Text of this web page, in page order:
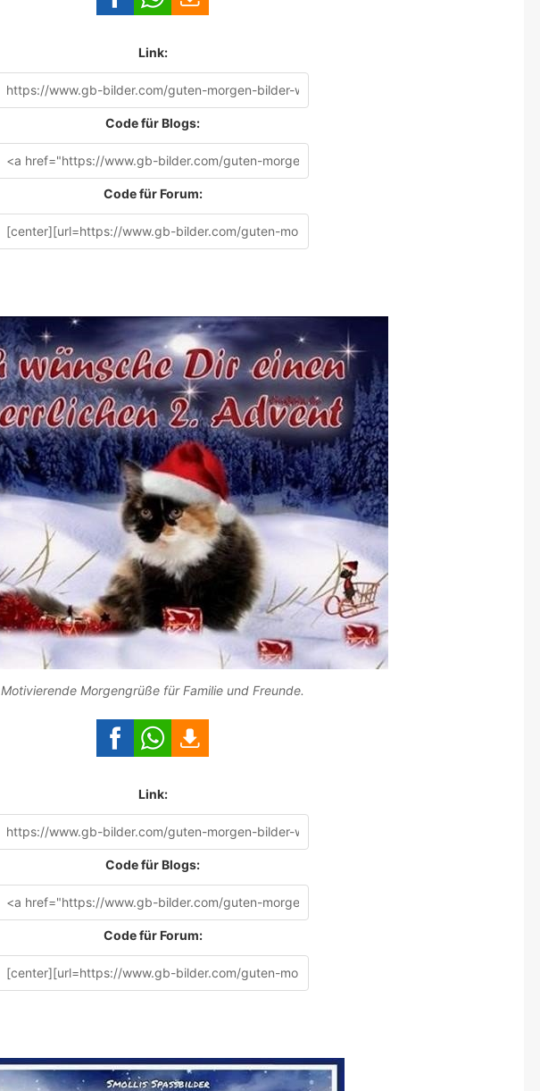
Link:
Code für Blogs:
Code für Forum:
Motivierende Morgengrüße für Familie und Freunde.
Link:
Code für Blogs:
Code für Forum: